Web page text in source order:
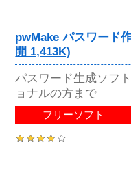
pwMake パスワード
開 1,413K)
パスワード生成ソフ
ョナルの方まで
フリーソフト